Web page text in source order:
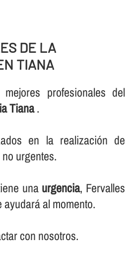
DE LA
TIANA
profesionales del
Tiana.
en la realización de
urgentes.
una urgencia, Fervalles
al momento.
con nosotros.